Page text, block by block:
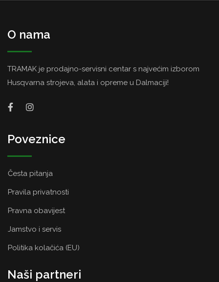
O nama
TRAMAK je prodajno-servisni centar s najvećim izborom
Husqvarna strojeva, alata i opreme u Dalmaciji!
Poveznice
Česta pitanja
Pravila privatnosti
Pravna obavijest
Jamstvo i servis
Politika kolačića (EU)
Naši partneri